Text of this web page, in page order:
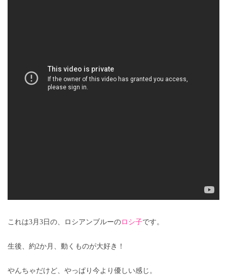
これは3月3日の、ロシアンブルーのロシ子です。
生後、約2か月、動くものが大好き！
やんちゃだけど、やっぱり今より優しい感じ。